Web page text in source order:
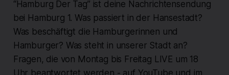
“Hamburg Der Tag” ist deine Nachrichtensendung
bei Hamburg 1. Was passiert in der Hansestadt?
Was beschäftigt die Hamburgerinnen und
Hamburger? Was steht in unserer Stadt an?
Fragen, die von Montag bis Freitag LIVE um 18
Uhr beantwortet werden - auf YouTube und im